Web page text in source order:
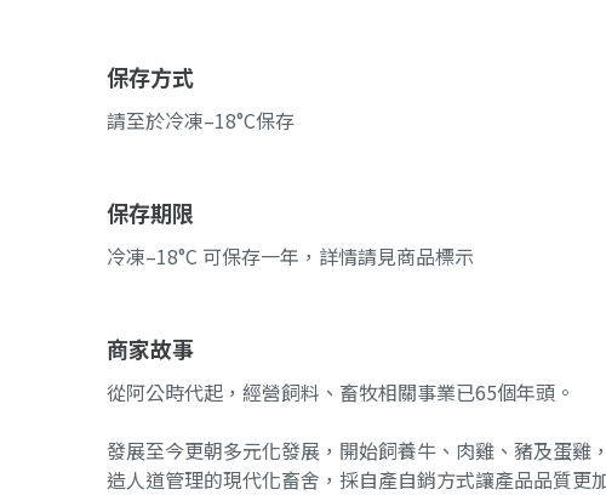
保存方式
請至於冷凍–18°C保存
保存期限
冷凍–18°C 可保存一年，詳情請見商品標示
商家故事
從阿公時代起，經營飼料、畜牧相關事業已65個年頭。
發展至今更朝多元化發展，開始飼養牛、肉雞、豬及蛋雞
造人道管理的現代化畜舍，採自產自銷方式讓產品品質更